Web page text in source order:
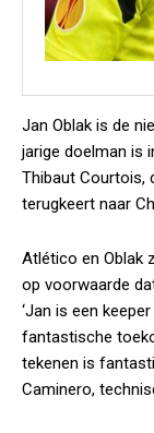
Jan Oblak is de
jarige doelman is
Thibaut Courtois,
terugkeert naar
Atlético en Oblak
op voorwaarde
‘Jan is een
fantastische
tekenen is
Caminero,